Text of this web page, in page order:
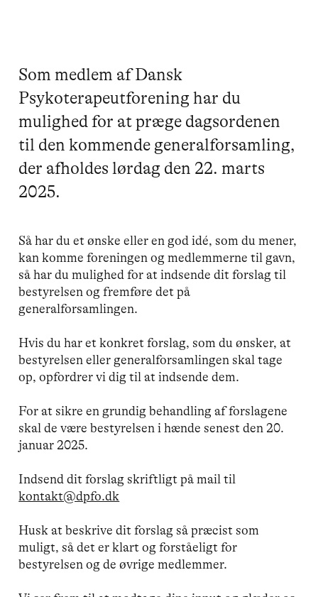
Som medlem af Dansk
Psykoterapeutforening har du
mulighed for at præge dagsordenen
til den kommende generalforsamling,
der afholdes lørdag den 22. marts
2025.
Så har du et ønske eller en god idé, som du mener,
kan komme foreningen og medlemmerne til gavn,
så har du mulighed for at indsende dit forslag til
bestyrelsen og fremføre det på
generalforsamlingen.
Hvis du har et konkret forslag, som du ønsker, at
bestyrelsen eller generalforsamlingen skal tage
op, opfordrer vi dig til at indsende dem.
For at sikre en grundig behandling af forslagene
skal de være bestyrelsen i hænde senest den 20.
januar 2025.
Indsend dit forslag skriftligt på mail til
kontakt@dpfo.dk
Husk at beskrive dit forslag så præcist som
muligt, så det er klart og forståeligt for
bestyrelsen og de øvrige medlemmer.